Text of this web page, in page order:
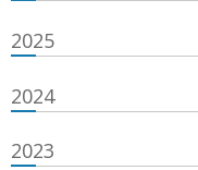
2025
2024
2023